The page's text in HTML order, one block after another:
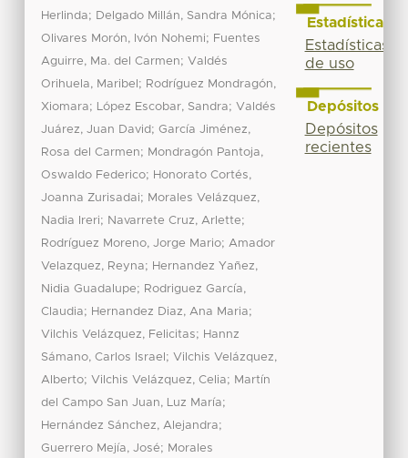
Herlinda; Delgado Millán, Sandra Mónica;
Olivares Morón, Ivón Nohemi; Fuentes
Aguirre, Ma. del Carmen;Valdés
Orihuela, Maribel ; Rodríguez Mondragón,
Xiomara; López Escobar, Sandra;Valdés
Juárez, Juan David;García Jiménez,
Rosa del Carmen; Mondragón Pantoja,
Oswaldo Federico; Honorato Cortés,
Joanna Zurisadai; Morales Velázquez,
Nadia Ireri; Navarrete Cruz, Arlette;
Rodríguez Moreno, Jorge Mario; Amador
Velazquez, Reyna; Hernandez Yañez,
Nidia Guadalupe; Rodriguez García,
Claudia; Hernandez Diaz, Ana Maria;
Vilchis Velázquez, Felicitas; Hannz
Sámano, Carlos Israel ;Vilchis Velázquez,
Alberto;Vilchis Velázquez, Celia; Martín
del Campo San Juan, Luz María;
Hernández Sánchez, Alejandra;
Guerrero Mejía, José; Morales
Estadísticas
Estadísticas
de uso
Depósitos
Depósitos
recientes